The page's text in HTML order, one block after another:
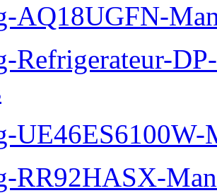
AQ18UGFN-
Refrigerateur-
UE46ES6100W-
RR92HASX-